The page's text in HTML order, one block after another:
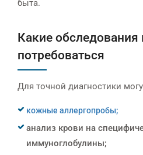
быта.
Какие обследования
потребоваться
Для точной диагностики
кожные аллергопробы;
анализ крови на
иммуноглобулины;